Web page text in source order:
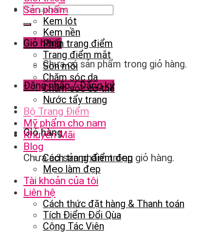
Giỏ hàng
Chưa có sản phẩm trong giỏ hàng.
Đăng nhập / Đăng ký
Giỏ hàng
Chưa có sản phẩm trong giỏ hàng.
Sản phẩm
Kem lót
Kem nền
Phấn trang điểm
Trang điểm mắt
Son môi
Chăm sóc da
Chăm sóc cơ thể
Nước tẩy trang
Bộ Trang Điểm
Mỹ phẩm cho nam
Khuyến Mãi
Blog
Cách trang điểm đẹp
Mẹo làm đẹp
Tài khoản của tôi
Liên hệ
Cách thức đặt hàng & Thanh toán
Tích Điểm Đổi Qùa
Cộng Tác Viên